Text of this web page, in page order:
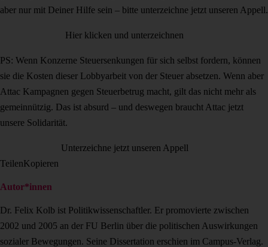
aber nur mit Deiner Hilfe sein – bitte unterzeichne jetzt unseren Appell.
Hier klicken und unterzeichnen
PS: Wenn Konzerne Steuersenkungen für sich selbst fordern, können
sie die Kosten dieser Lobbyarbeit von der Steuer absetzen. Wenn aber
Attac Kampagnen gegen Steuerbetrug macht, gilt das nicht mehr als
gemeinnützig. Das ist absurd – und deswegen braucht Attac jetzt
unsere Solidarität.
Unterzeichne jetzt unseren Appell
TeilenKopieren
Autor*innen
Dr. Felix Kolb ist Politikwissenschaftler. Er promovierte zwischen
2002 und 2005 an der FU Berlin über die politischen Auswirkungen
sozialer Bewegungen. Seine Dissertation erschien im Campus-Verlag.